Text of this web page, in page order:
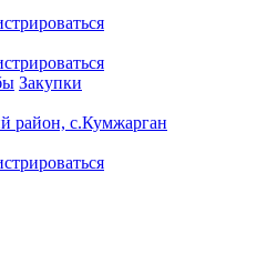
Закупки
район, с.Кумжарган